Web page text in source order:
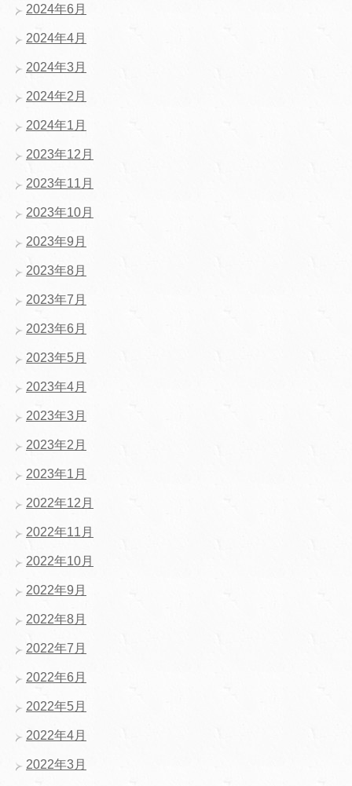
2024年6月
2024年4月
2024年3月
2024年2月
2024年1月
2023年12月
2023年11月
2023年10月
2023年9月
2023年8月
2023年7月
2023年6月
2023年5月
2023年4月
2023年3月
2023年2月
2023年1月
2022年12月
2022年11月
2022年10月
2022年9月
2022年8月
2022年7月
2022年6月
2022年5月
2022年4月
2022年3月